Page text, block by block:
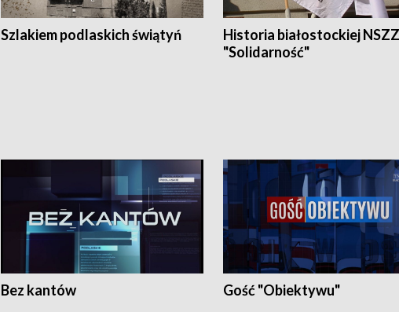
Szlakiem podlaskich świątyń
Historia białostockiej NSZZ
"Solidarność"
Bez kantów Gość "Obiektywu"